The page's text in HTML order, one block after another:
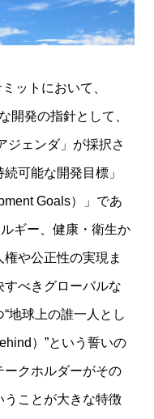
ットにおいて、
開発の指針として、
ジェンダ」が採択さ
可能な開発目標」
Goals）」であ
ギー、健康・衛生か
や公正性の実現ま
べきグローバルな
地球上の誰一人とし
）”という誓いの
ークホルダーがその
うことが大きな特徴